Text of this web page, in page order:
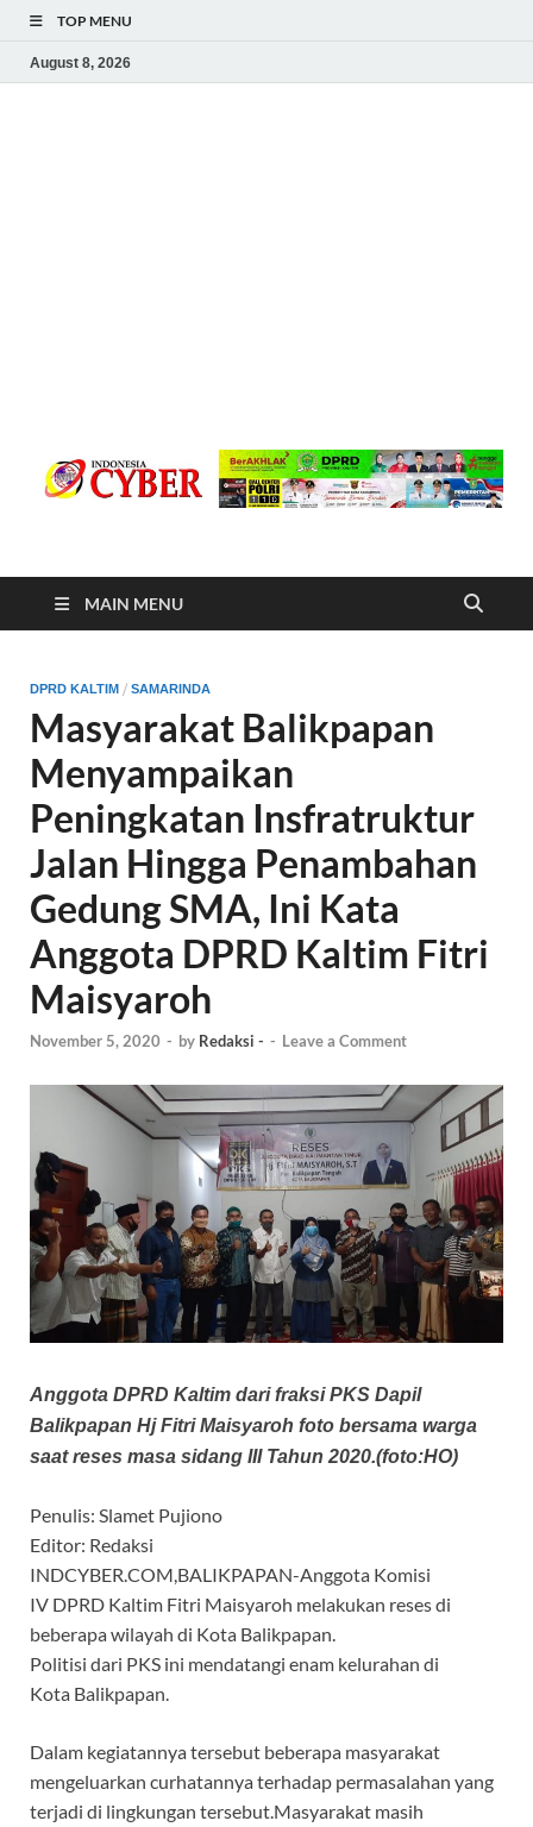
TOP MENU
August 8, 2026
Indonesia Cyber
MAIN MENU
DPRD KALTIM / SAMARINDA
Masyarakat Balikpapan
Menyampaikan
Peningkatan Insfratruktur
Jalan Hingga Penambahan
Gedung SMA, Ini Kata
Anggota DPRD Kaltim Fitri
Maisyaroh
November 5, 2020 - by Redaksi - - Leave a Comment
Anggota DPRD Kaltim dari fraksi PKS Dapil
Balikpapan Hj Fitri Maisyaroh foto bersama warga
saat reses masa sidang III Tahun 2020.(foto:HO)
Penulis: Slamet Pujiono
Editor: Redaksi
INDCYBER.COM,BALIKPAPAN-Anggota Komisi
IV DPRD Kaltim Fitri Maisyaroh melakukan reses di
beberapa wilayah di Kota Balikpapan.
Politisi dari PKS ini mendatangi enam kelurahan di
Kota Balikpapan.
Dalam kegiatannya tersebut beberapa masyarakat
mengeluarkan curhatannya terhadap permasalahan yang
terjadi di lingkungan tersebut.Masyarakat masih